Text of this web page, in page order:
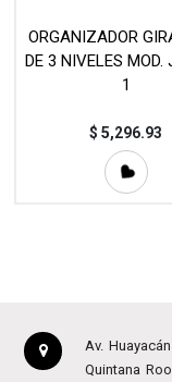
ORGANIZADOR
DE 3 NIVELES MOD.
1
$5,296.93
Av.
Quintana